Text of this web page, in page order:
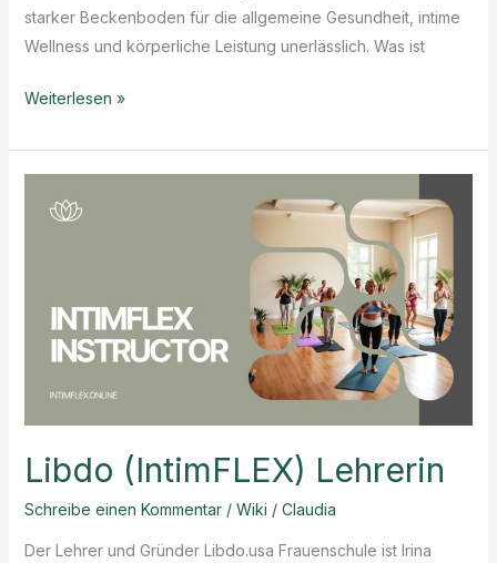
starker Beckenboden für die allgemeine Gesundheit, intime
Wellness und körperliche Leistung unerlässlich. Was ist
Was
Intim
und
Männer
Weiterlesen »
Libdo (IntimFLEX) Lehrerin
Schreibe einen Kommentar / Wiki / Claudia
Der Lehrer und Gründer Libdo.usa Frauenschule ist Irina